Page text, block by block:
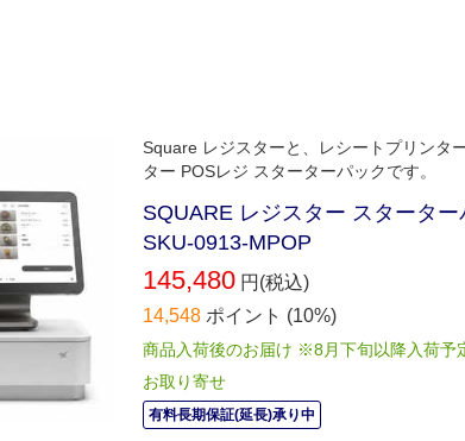
Square レジスターと、レシートプリンタ
ター POSレジ スターターパックです。
SQUARE レジスター スタータ
SKU-0913-MPOP
145,480 円(税込)
14,548 ポイント (10%)
商品入荷後のお届け ※8月下旬以降入荷予
お取り寄せ
有料長期保証(延長)承り中